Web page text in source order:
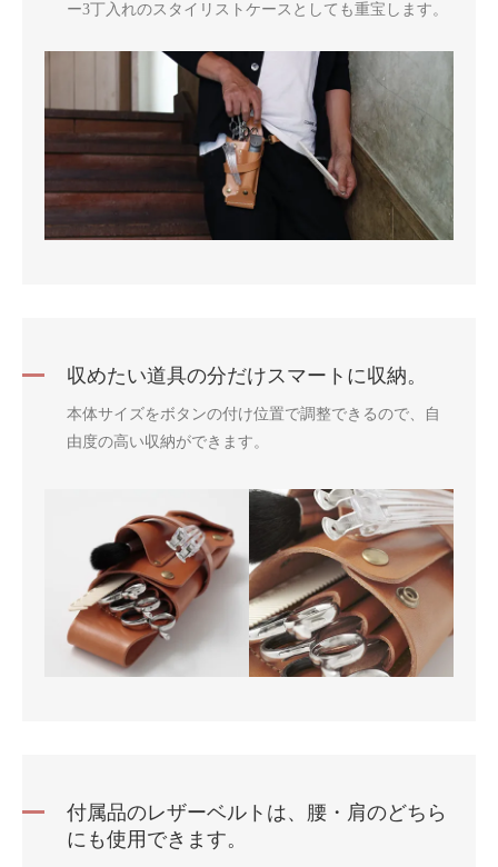
ー3丁入れのスタイリストケースとしても重宝します。
収めたい道具の分だけスマートに収納。
本体サイズをボタンの付け位置で調整できるので、自
由度の高い収納ができます。
付属品のレザーベルトは、腰・肩のどちら
にも使用できます。